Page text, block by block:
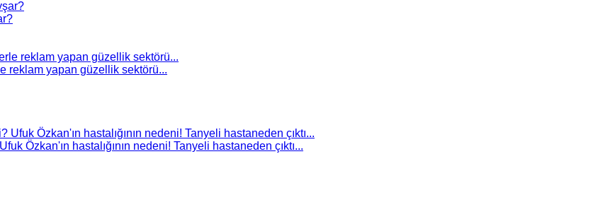
reklam yapan güzellik sektörü...
Özkan'ın hastalığının nedeni! Tanyeli hastaneden çıktı...